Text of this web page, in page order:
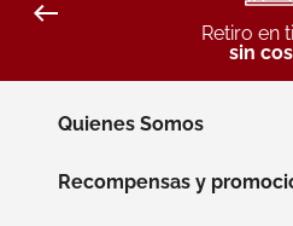
Retiro en
sin
Quienes Somos
Recompensas y